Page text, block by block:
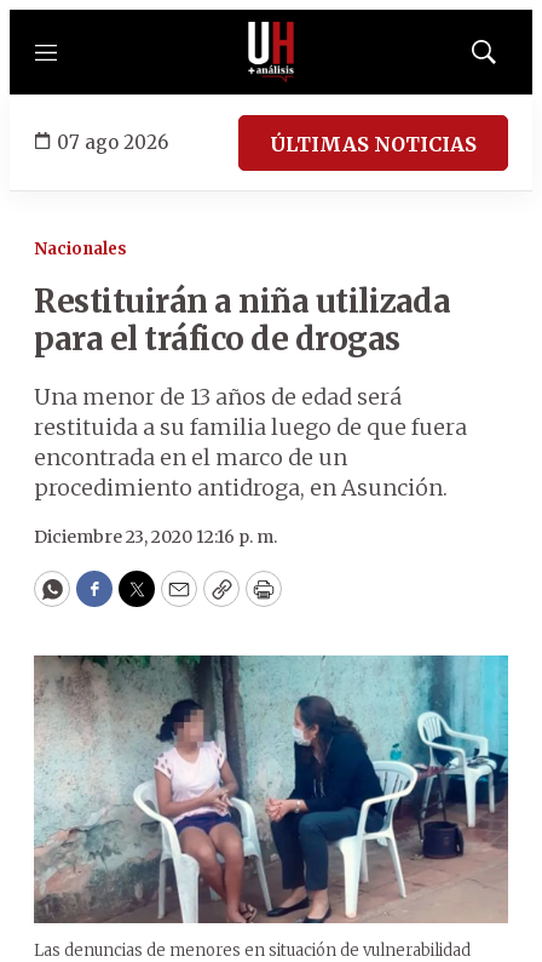
Menú
Mostrar
07 ago 2026 ÚLTIMAS NOTICIAS
Nacionales
Restituirán a niña utilizada
para el tráfico de drogas
Una menor de 13 años de edad será
restituida a su familia luego de que fuera
encontrada en el marco de un
procedimiento antidroga, en Asunción.
Diciembre 23, 2020 12:16 p. m.
WhatsApp
Facebook
Twitter
EmailCopyPrint
Las denuncias de menores en situación de vulnerabilidad